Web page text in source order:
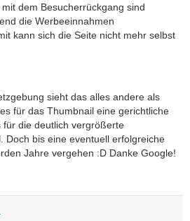
dem Besucherrückgang sind
die Werbeeinnahmen
kann sich die Seite nicht mehr selbst
sieht das alles andere als
für das Thumbnail eine gerichtliche
für die deutlich vergrößerte
Doch bis eine eventuell erfolgreiche
Jahre vergehen :D Danke Google!